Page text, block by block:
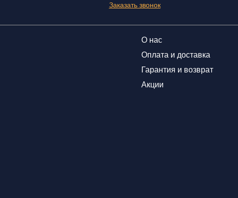
Заказать звонок
О нас
Оплата и доставка
Гарантия и возврат
Акции